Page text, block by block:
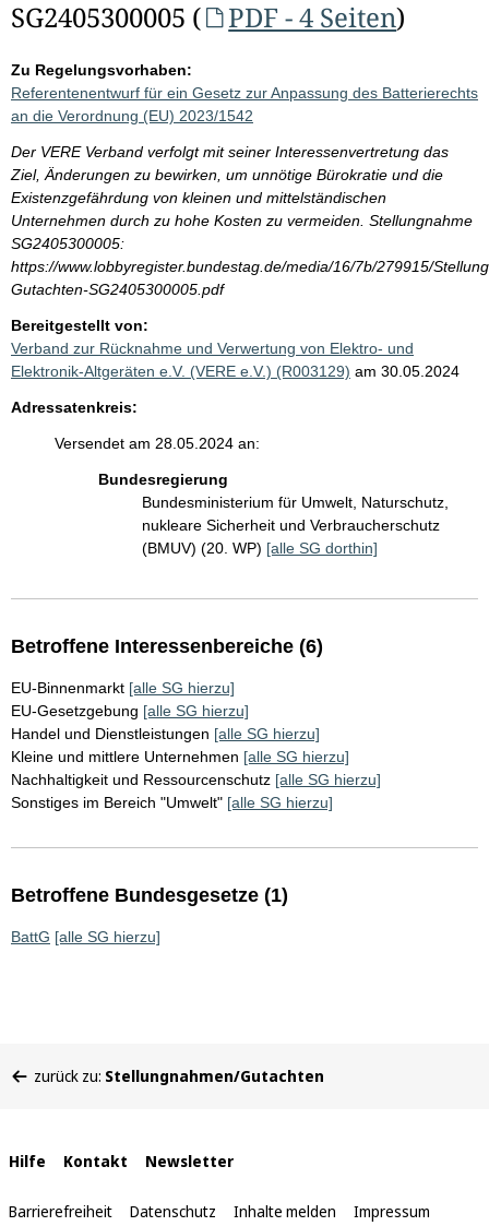
SG2405300005 (
PDF - 4 Seiten)
Zu Regelungsvorhaben:
Referentenentwurf für ein Gesetz zur Anpassung des Batterierechts
an die Verordnung (EU) 2023/1542
Der VERE Verband verfolgt mit seiner Interessenvertretung das
Ziel, Änderungen zu bewirken, um unnötige Bürokratie und die
Existenzgefährdung von kleinen und mittelständischen
Unternehmen durch zu hohe Kosten zu vermeiden. Stellungnahme
SG2405300005:
https://www.lobbyregister.bundestag.de/media/16/7b/279915/
Gutachten-SG2405300005.pdf
Bereitgestellt von:
Verband zur Rücknahme und Verwertung von Elektro- und
Elektronik-Altgeräten e.V. (VERE e.V.) (R003129) am 30.05.2024
Adressatenkreis:
Versendet am 28.05.2024 an:
Bundesregierung
Bundesministerium für Umwelt, Naturschutz,
nukleare Sicherheit und Verbraucherschutz
(BMUV) (20. WP) [alle SG dorthin]
Betroffene Interessenbereiche (6)
EU-Binnenmarkt [alle SG hierzu]
EU-Gesetzgebung [alle SG hierzu]
Handel und Dienstleistungen [alle SG hierzu]
Kleine und mittlere Unternehmen [alle SG hierzu]
Nachhaltigkeit und Ressourcenschutz [alle SG hierzu]
Sonstiges im Bereich "Umwelt" [alle SG hierzu]
Betroffene Bundesgesetze (1)
BattG [alle SG hierzu]
befinden
zurück zu: Stellungnahmen/Gutachten
Interne
Links
Hilfe Kontakt Newsletter
Barrierefreiheit Datenschutz Inhalte melden Impressum